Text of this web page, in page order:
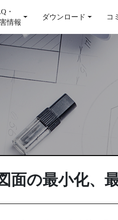
・
情報
ダウンロード コ
面の最小化、